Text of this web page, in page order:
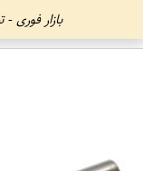
بازار